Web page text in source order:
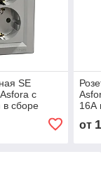
SE
с
в сборе
16А
от